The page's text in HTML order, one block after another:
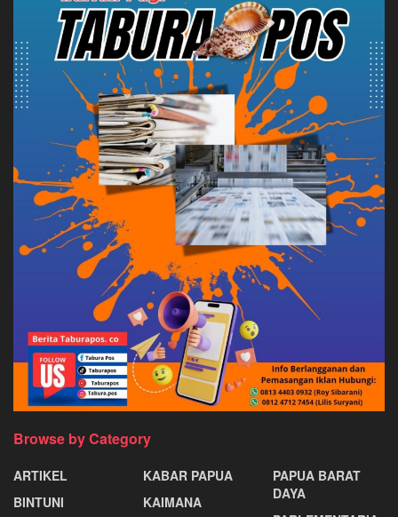
Browse by Category
ARTIKEL
BINTUNI
KABAR PAPUA
KAIMANA
PAPUA BARAT
DAYA